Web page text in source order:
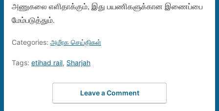
அணுகலை எளிதாக்கும், இது பயணிகளுக்கான இணைப்பை
மேம்படுத்தும்.
Categories: அமீரக செய்திகள்
Tags: etihad rail, Sharjah
Leave a Comment